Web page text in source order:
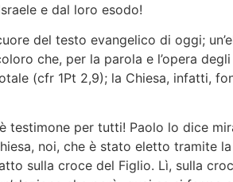
e dal loro esodo!
del testo evangelico di oggi;
che, per la parola e l’opera
(cfr 1Pt 2,9); la Chiesa, infatti,
per tutti! Paolo lo dice
noi, che è stato eletto tramite
sulla croce del Figlio. Lì, sulla